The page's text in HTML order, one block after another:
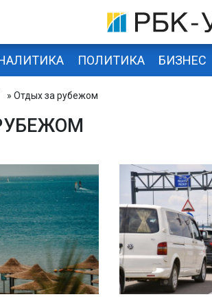
ПОЛИТИКА БИЗНЕС
» Отдых за рубежом